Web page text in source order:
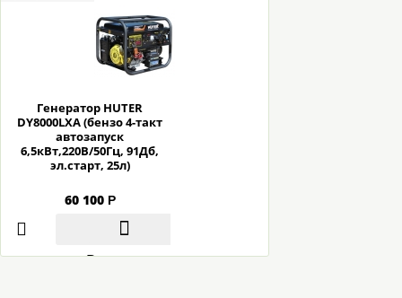
Генератор HUTER
DY8000LXA (бензо 4-такт
автозапуск
6,5кВт,220В/50Гц, 91Дб,
эл.старт, 25л)
60 100 Р
В корзину